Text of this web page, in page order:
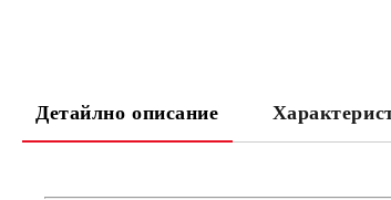
Детайлно описание